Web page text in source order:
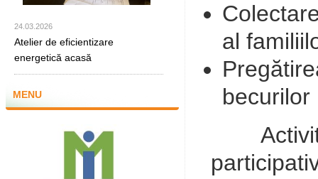
24.03.2026
Atelier de eficientizare
energetică acasă
MENU
al
becurilor